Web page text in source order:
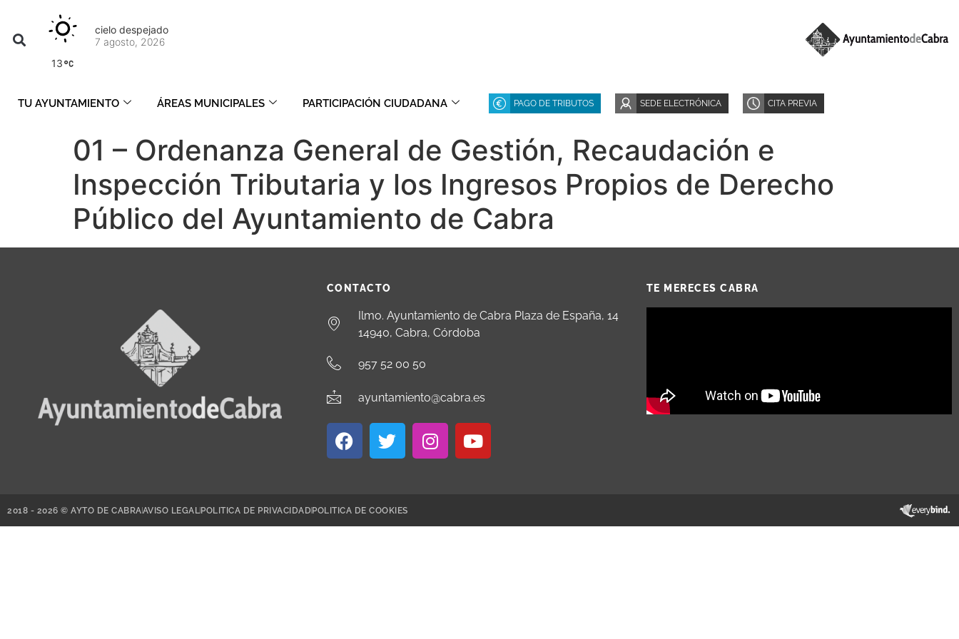
13
cielo despejado
7 agosto, 2026
TU AYUNTAMIENTO ÁREAS MUNICIPALES PARTICIPACIÓN CIUDADANA PAGO DE TRIBUTOS SEDE ELECTRÓNICA CITA PREVIA
01 – Ordenanza General de Gestión, Recaudación e
Inspección Tributaria y los Ingresos Propios de Derecho
Público del Ayuntamiento de Cabra
CONTACTO
Ilmo. Ayuntamiento de Cabra Plaza de España, 14
14940, Cabra, Córdoba
957 52 00 50
ayuntamiento@cabra.es
TE MERECES CABRA
2018 - 2026 © AYTO DE CABRAAVISO LEGAL POLITICA DE PRIVACIDAD POLITICA DE COOKIES